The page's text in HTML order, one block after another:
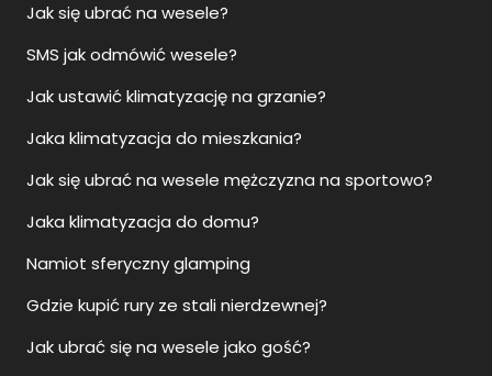
Jak się ubrać na wesele?
SMS jak odmówić wesele?
Jak ustawić klimatyzację na grzanie?
Jaka klimatyzacja do mieszkania?
Jak się ubrać na wesele mężczyzna na sportowo?
Jaka klimatyzacja do domu?
Namiot sferyczny glamping
Gdzie kupić rury ze stali nierdzewnej?
Jak ubrać się na wesele jako gość?